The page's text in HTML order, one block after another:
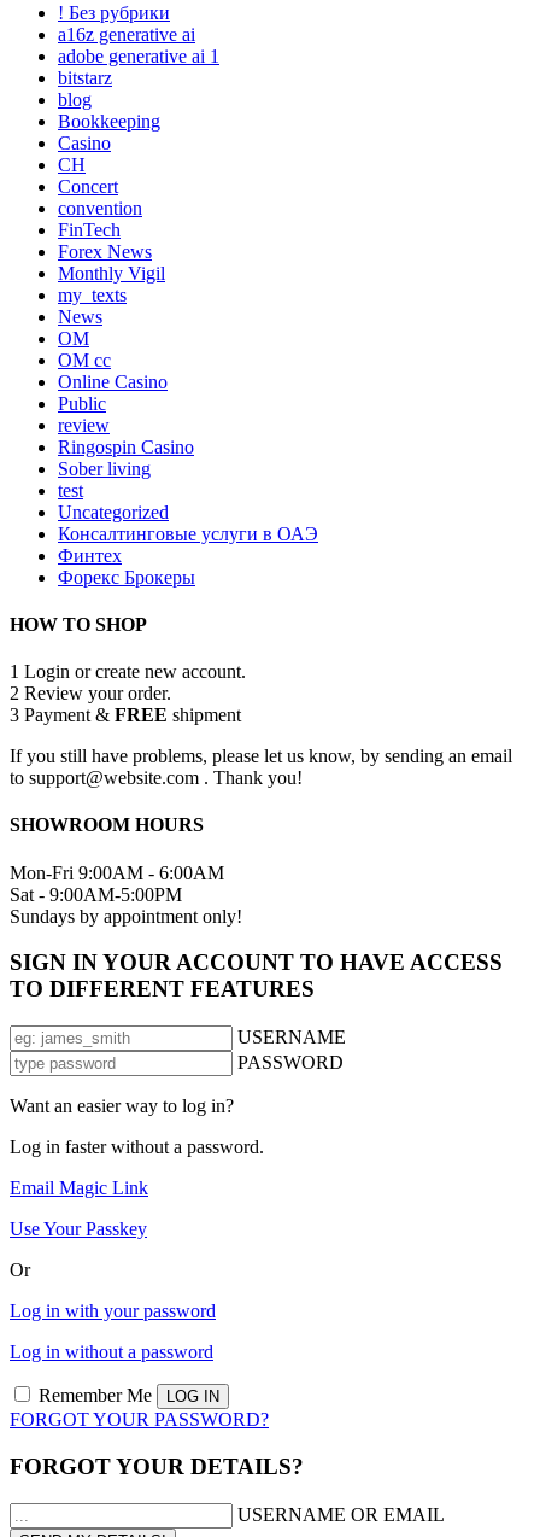
! Без рубрики
a16z generative ai
adobe generative ai 1
bitstarz
blog
Bookkeeping
Casino
CH
Concert
convention
FinTech
Forex News
Monthly Vigil
my_texts
News
OM
OM cc
Online Casino
Public
review
Ringospin Casino
Sober living
test
Uncategorized
Консалтинговые услуги в ОАЭ
Финтех
Форекс Брокеры
HOW TO SHOP
1 Login or create new account.
2 Review your order.
3 Payment & FREE shipment
If you still have problems, please let us know, by sending an email
to support@website.com . Thank you!
SHOWROOM HOURS
Mon-Fri 9:00AM - 6:00AM
Sat - 9:00AM-5:00PM
Sundays by appointment only!
SIGN IN YOUR ACCOUNT TO HAVE ACCESS
TO DIFFERENT FEATURES
USERNAME
PASSWORD
Want an easier way to log in?
Log in faster without a password.
Email Magic Link
Use Your Passkey
Or
Log in with your password
Log in without a password
Remember Me
FORGOT YOUR PASSWORD?
FORGOT YOUR DETAILS?
USERNAME OR EMAIL